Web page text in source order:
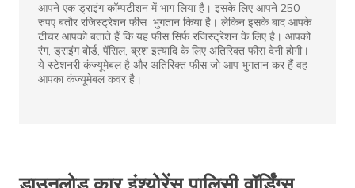
आपने एक ड्राइंग कॉम्पटीशन में भाग लिया है। इसके लिए आपने 250
रुपए बतौर रजिस्ट्रेशन फीस भुगतान किया है। लेकिन इसके बाद आपके
टीचर आपको बताते हैं कि यह फीस सिर्फ रजिस्ट्रेशन के लिए है। आपको
रंग, ड्राइंग बोर्ड, पेंसिल, ब्रश इत्यादि के लिए अतिरिक्त फीस देनी होगी।
ये स्टेशनरी कंज्यूमेबल है और अतिरिक्त फीस जो आप भुगतान कर हैं वह
आपका कंज्यूमेबल कवर है।